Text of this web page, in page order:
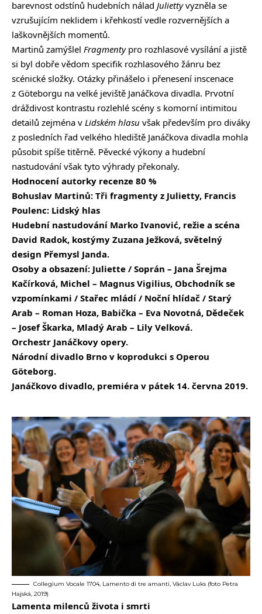
barevnost odstínů hudebních nálad Juliettyvyzněla se
vzrušujícím neklidem i křehkostí vedle rozvernějších a
laškovnějších momentů.
Martinů zamýšlel Fragmentypro rozhlasové vysílání a jistě
si byl dobře vědom specifik rozhlasového žánru bez
scénické složky. Otázky přinášelo i přenesení inscenace
z Göteborgu na velké jeviště Janáčkova divadla. Prvotní
dráždivost kontrastu rozlehlé scény s komorní intimitou
detailů zejména v Lidském hlasu však především pro diváky
z posledních řad velkého hlediště Janáčkova divadla mohla
působit spíše titěrně. Pěvecké výkony a hudební
nastudování však tyto výhrady překonaly.
Hodnocení autorky recenze 80 %
Bohuslav Martinů: Tři fragmenty z Julietty, Francis
Poulenc: Lidský hlas
Hudební nastudování Marko Ivanović, režie a scéna
David Radok, kostýmy Zuzana Ježková, světelný
design Přemysl Janda.
Osoby a obsazení: Juliette / Soprán – Jana Šrejma
Kačírková, Michel – Magnus Vigilius, Obchodník se
vzpomínkami / Stařec mládí / Noční hlídač / Starý
Arab – Roman Hoza, Babička – Eva Novotná, Dědeček
– Josef Škarka, Mladý Arab – Lily Velková.
Orchestr Janáčkovy opery.
Národní divadlo Brno v koprodukci s Operou
Göteborg.
Janáčkovo divadlo, premiéra v pátek 14. června 2019.
Collegium Vocale 1704, Lamento di tre amanti, Václav Luks (foto Petra
Hajská, 2019)
Lamenta milenců života i smrti